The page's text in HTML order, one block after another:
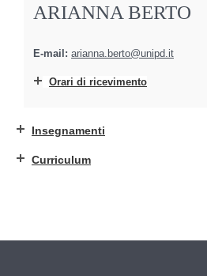
ARIANNA BERTO
E-mail: arianna.berto@unipd.it
Orari di ricevimento
Insegnamenti
Curriculum